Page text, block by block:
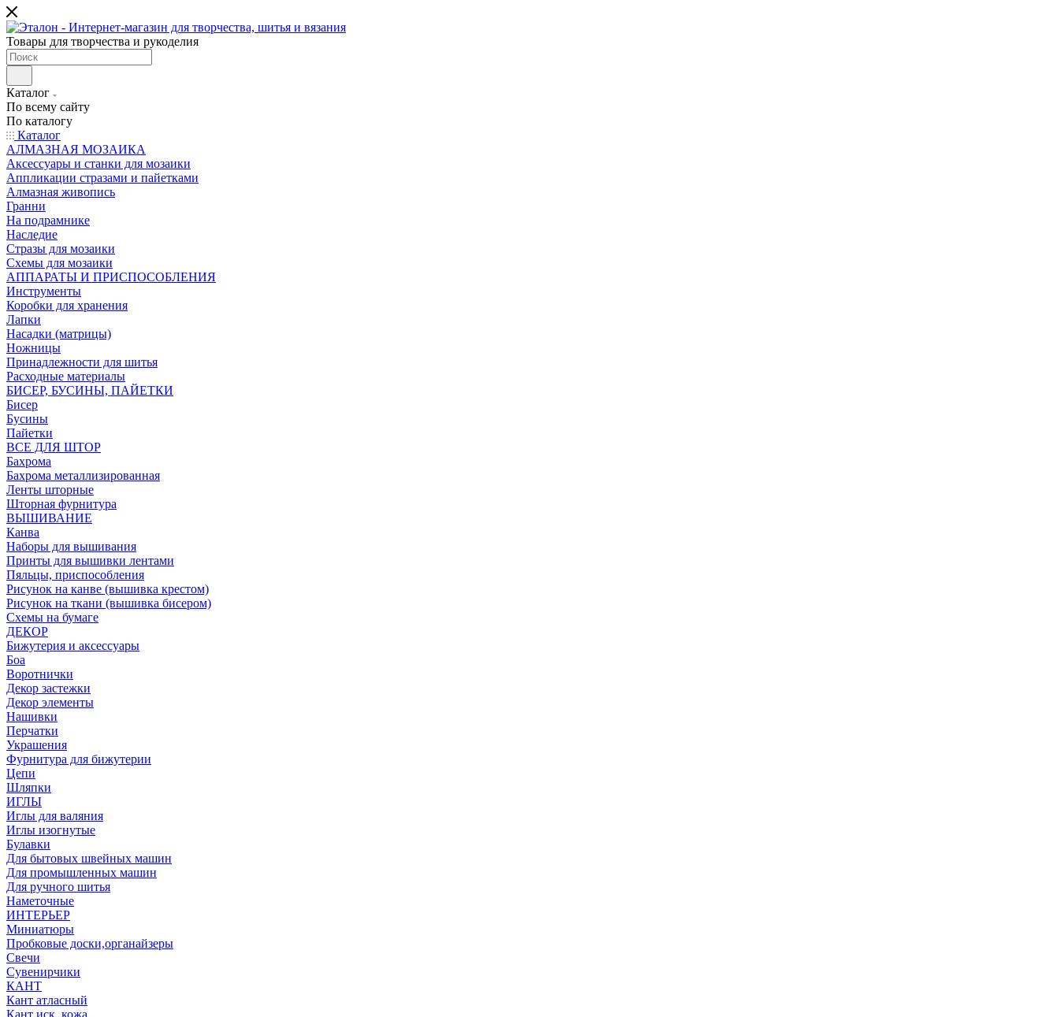
Товары для творчества и рукоделия
Каталог
По всему сайту
По каталогу
Каталог
АЛМАЗНАЯ МОЗАИКА
Аксессуары и станки для мозаики
Аппликации стразами и пайетками
Алмазная живопись
Гранни
На подрамнике
Наследие
Стразы для мозаики
Схемы для мозаики
АППАРАТЫ И ПРИСПОСОБЛЕНИЯ
Инструменты
Коробки для хранения
Лапки
Насадки (матрицы)
Ножницы
Принадлежности для шитья
Расходные материалы
БИСЕР, БУСИНЫ, ПАЙЕТКИ
Бисер
Бусины
Пайетки
ВСЕ ДЛЯ ШТОР
Бахрома
Бахрома металлизированная
Ленты шторные
Шторная фурнитура
ВЫШИВАНИЕ
Канва
Наборы для вышивания
Принты для вышивки лентами
Пяльцы, приспособления
Рисунок на канве (вышивка крестом)
Рисунок на ткани (вышивка бисером)
Схемы на бумаге
ДЕКОР
Бижутерия и аксессуары
Боа
Воротнички
Декор застежки
Декор элементы
Нашивки
Перчатки
Украшения
Фурнитура для бижутерии
Цепи
Шляпки
ИГЛЫ
Иглы для валяния
Иглы изогнутые
Булавки
Для бытовых швейных машин
Для промышленных машин
Для ручного шитья
Наметочные
ИНТЕРЬЕР
Миниатюры
Пробковые доски,органайзеры
Свечи
Сувенирчики
КАНТ
Кант атласный
Кант иск. кожа